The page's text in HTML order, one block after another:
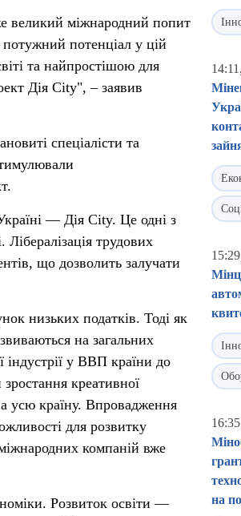
великий міжнародний попит
потенціал у цій
та найпростішою для
Дія City", – заявив
спеціалісти та
— Дія Сity. Це одні з
трудових
що дозволить залучати
низьких податків. Тоді як
на загальних
у ВВП країни до
креативної
усю країну. Впровадження
для розвитку
компаній вже
Розвиток освіти —
14:11
15:29
16:35
на